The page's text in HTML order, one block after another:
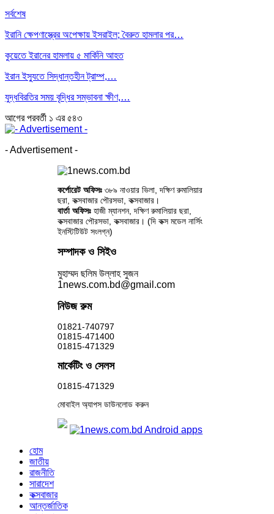
সর্বশেষ
ইরানি ক্ষেপণাস্ত্রের অপেক্ষায় ইসরাইল; বৈরুত হামলার পর…
কুয়েতে ইরানের হামলায় ৫ মার্কিনি আহত
ইরান ইস্যুতে সিদ্ধান্তহীন ট্রাম্প,…
যুদ্ধবিরতির সময় বৃদ্ধির সম্ভাবনা ক্ষীণ,…
আগেরপরবর্তী ১ এর ৫৪৩
- Advertisement -
কর্পোরেট অফিসঃ ৩৮৯ নাওয়ার ভিলা, দক্ষিণ রুমালিয়ার
ছরা, কক্সবাজার পৌরসভা, কক্সবাজার।
বার্তা অফিসঃহাজী ম্যানশন, দক্ষিণ রুমালিয়ার ছরা,
কক্সবাজার পৌরসভা, কক্সবাজার। (দি কক্স মডেল নার্সিং
ইনস্টিটিউট সংলগ্ন)
সম্পাদক ও সিইও
মুহাম্মদ ছলিম উল্লাহ সুজন
1news.com.bd@gmail.com
নিউজ রুম
01821-740797
01815-471400
01815-471329
মার্কেটিং ও সেলস
01815-471329
মোবাইল অ্যাপস ডাউনলোড করুন
হোম
জাতীয়
রাজনীতি
সারাদেশ
কক্সবাজার
আন্তর্জাতিক